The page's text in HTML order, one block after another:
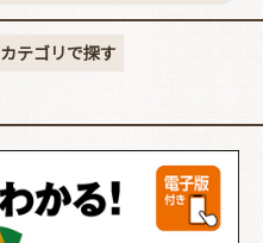
カテゴリで探す